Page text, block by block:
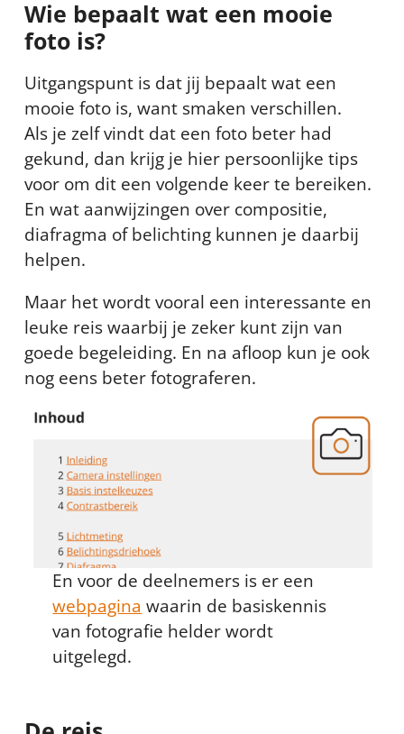
Wie bepaalt wat een mooie
foto is?
Uitgangspunt is dat jij bepaalt wat een
mooie foto is, want smaken verschillen.
Als je zelf vindt dat een foto beter had
gekund, dan krijg je hier persoonlijke tips
voor om dit een volgende keer te bereiken.
En wat aanwijzingen over compositie,
diafragma of belichting kunnen je daarbij
helpen.
Maar het wordt vooral een interessante en
leuke reis waarbij je zeker kunt zijn van
goede begeleiding. En na afloop kun je ook
nog eens beter fotograferen.
En voor de deelnemers is er een
webpagina waarin de basiskennis
van fotografie helder wordt
uitgelegd.